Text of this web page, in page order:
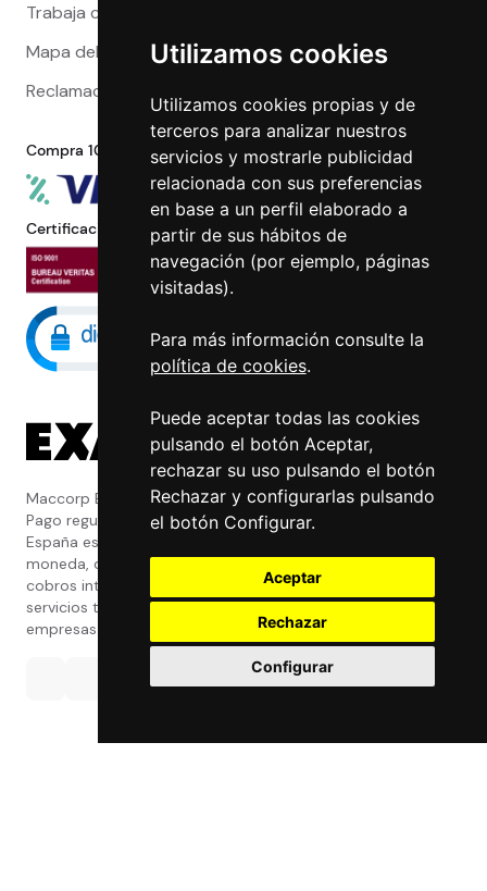
Utilizamos cookies
Utilizamos cookies propias y de
terceros para analizar nuestros
servicios y mostrarle publicidad
relacionada con sus preferencias
en base a un perfil elaborado a
partir de sus hábitos de
navegación (por ejemplo, páginas
visitadas).
Para más información consulte la
política de cookies.
Puede aceptar todas las cookies
pulsando el botón Aceptar,
rechazar su uso pulsando el botón
Rechazar y configurarlas pulsando
el botón Configurar.
Aceptar
Rechazar
Configurar
Trabaja con nosotros
Mapa del sitio
Reclamaciones
Compra 100% segura
Certificaciones
Maccorp Exact Change es una Entidad de
Pago regulada y con licencia del Banco de
España especializada en cambio de
moneda, divisas, transferencias, pagos y
cobros internacionales que presta estos
servicios tanto a particulares como a
empresas.